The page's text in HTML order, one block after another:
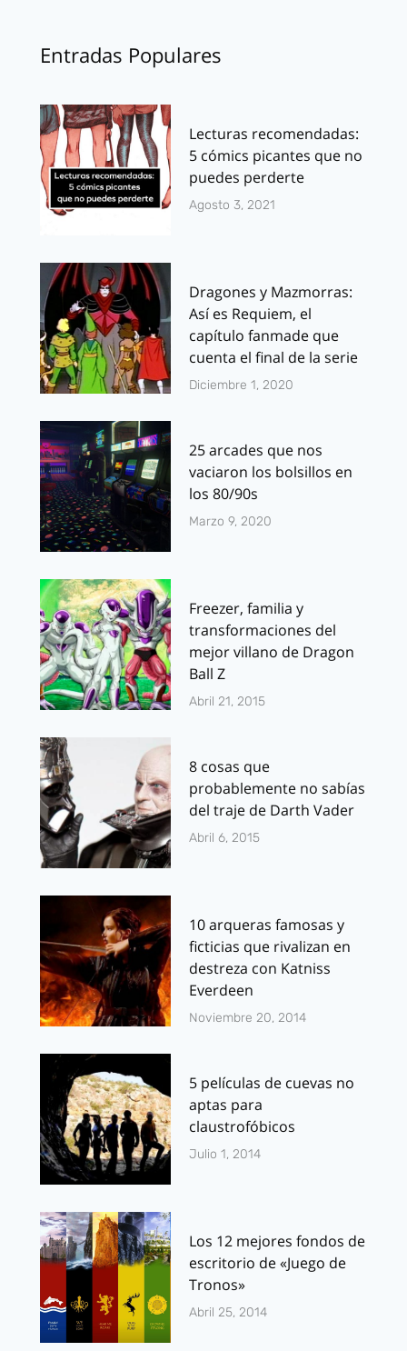
Entradas Populares
Lecturas recomendadas:
5 cómics picantes que no
puedes perderte
Agosto 3, 2021
Dragones y Mazmorras:
Así es Requiem, el
capítulo fanmade que
cuenta el final de la serie
Diciembre 1, 2020
25 arcades que nos
vaciaron los bolsillos en
los 80/90s
Marzo 9, 2020
Freezer, familia y
transformaciones del
mejor villano de Dragon
Ball Z
Abril 21, 2015
8 cosas que
probablemente no sabías
del traje de Darth Vader
Abril 6, 2015
10 arqueras famosas y
ficticias que rivalizan en
destreza con Katniss
Everdeen
Noviembre 20, 2014
5 películas de cuevas no
aptas para
claustrofóbicos
Julio 1, 2014
Los 12 mejores fondos de
escritorio de «Juego de
Tronos»
Abril 25, 2014